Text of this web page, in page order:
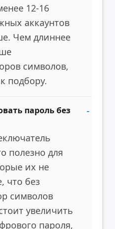
12-16
аккаунтов
Чем длиннее
символов,
подбору.
пароль без
полезно для
их не
что без
символов
увеличить
пароля,